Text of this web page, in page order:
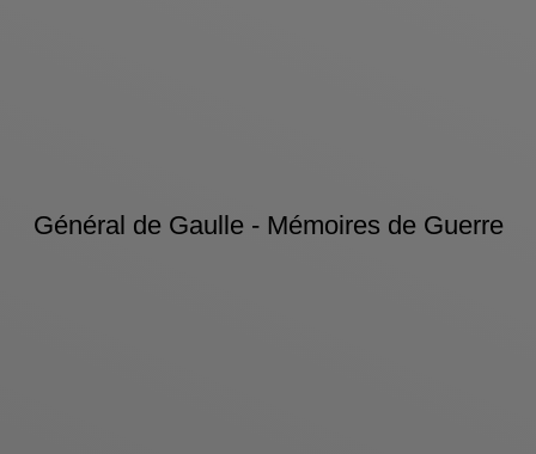
Général de Gaulle - Mémoires de Guerre